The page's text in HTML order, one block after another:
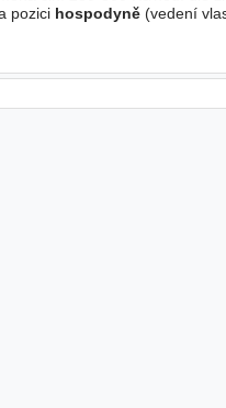
pozici hospodyně(vedení